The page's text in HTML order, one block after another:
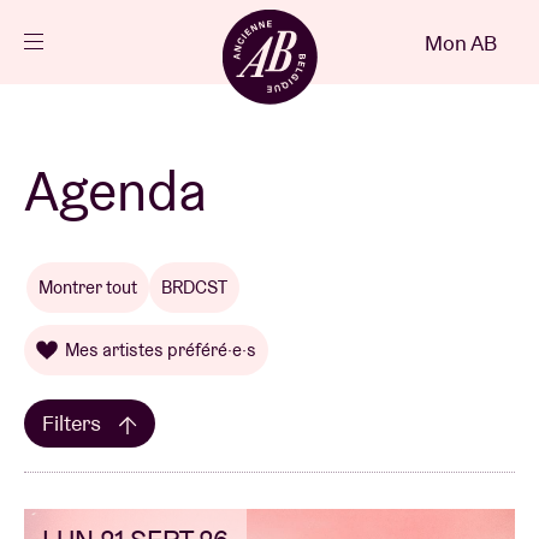
FR
Projets
Infos visiteurs
AB ❤ you
Mon AB
Agenda
Montrer tout BRDCST
Mes artistes préféré·e·s
Filters